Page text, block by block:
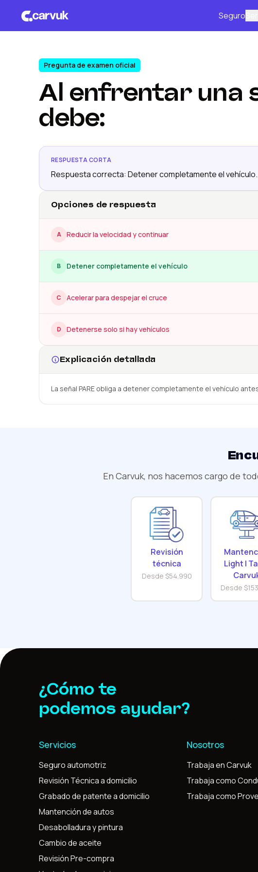
Seguro
Pregunta de examen oficial
Al enfrentar una
debe:
RESPUESTA CORTA
Respuesta correcta: Detener completamente el vehículo.
Opciones de respuesta
A Reducir la velocidad y continuar
B Detener completamente el vehículo
C Acelerar para despejar el cruce
D Detenerse solo si hay vehículos
Explicación detallada
La señal PARE obliga a detener completamente el vehículo
En Carvuk, nos hacemos cargo de
Revisión
técnica
Desde $54.990
Light |
Desde
¿Cómo te
podemos ayudar?
Servicios
Seguro automotriz
Revisión Técnica a domicilio
Grabado de patente a domicilio
Mantención de autos
Desabolladura y pintura
Cambio de aceite
Revisión Pre-compra
Nosotros
Trabaja en Carvuk
Trabaja como
Trabaja como